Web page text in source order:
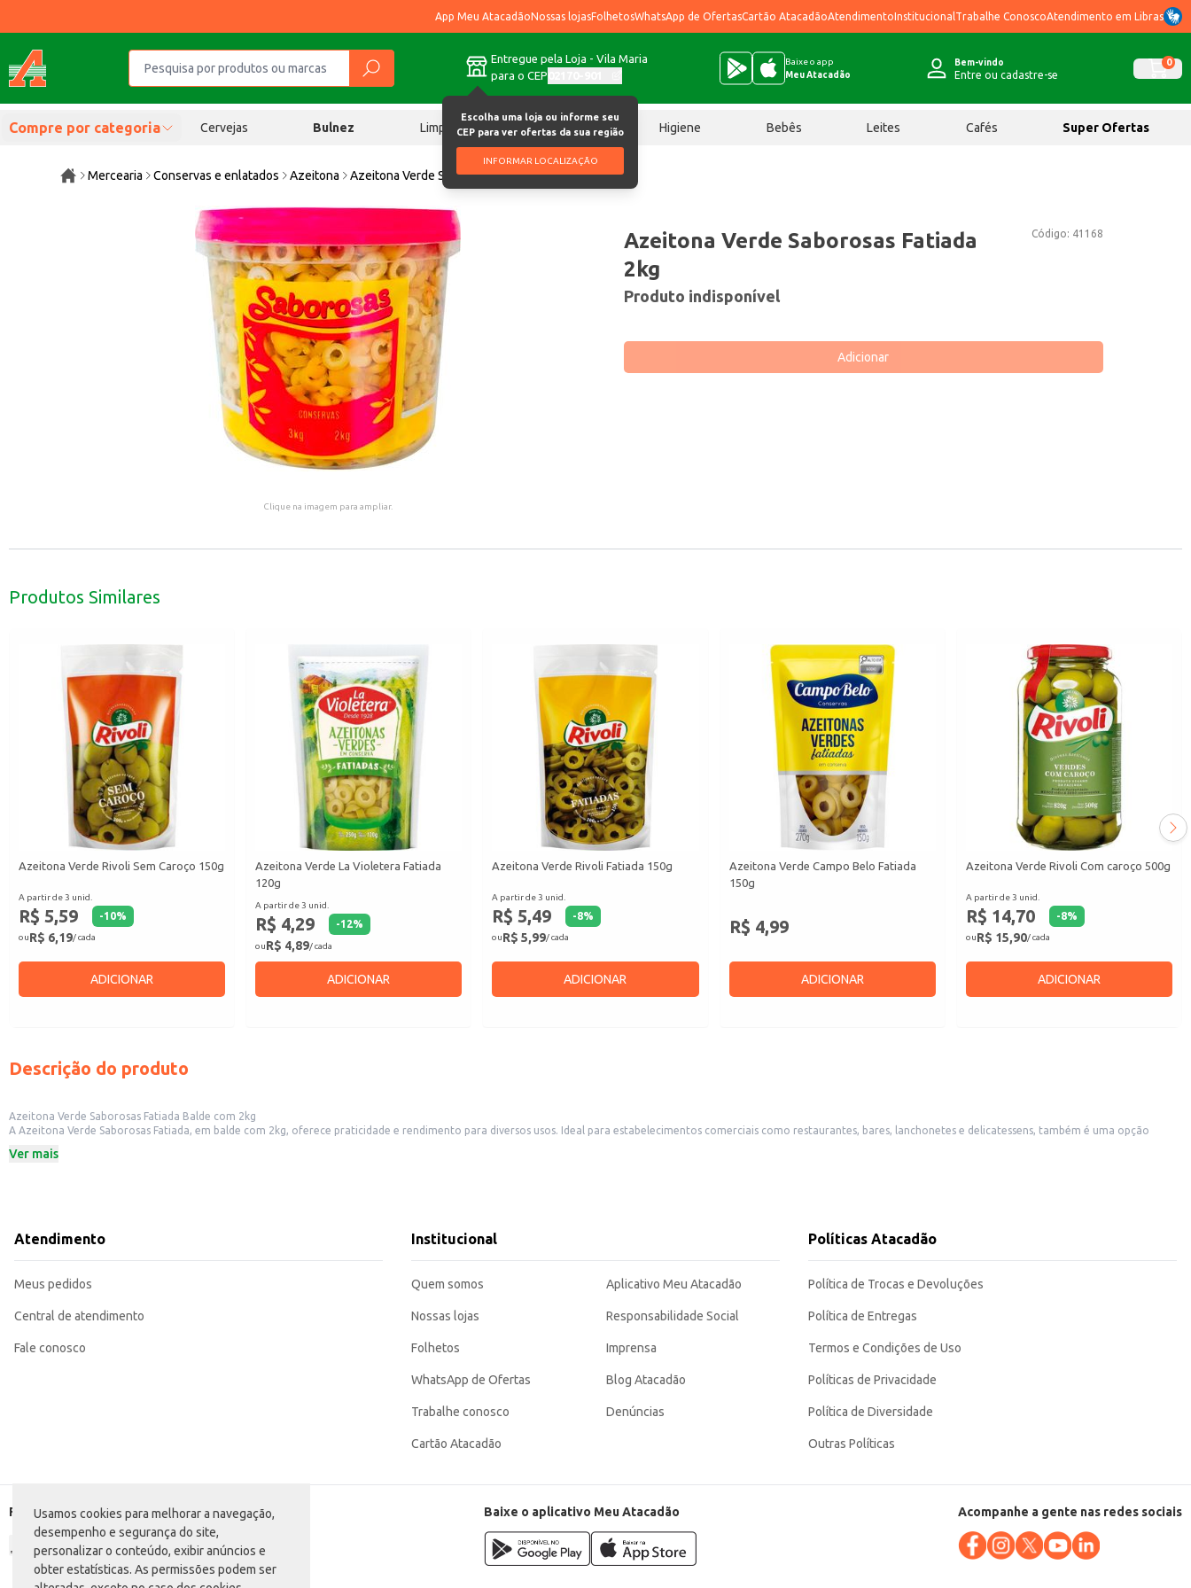
Usamos cookies para melhorar a navegação,
desempenho e segurança do site,
personalizar o conteúdo, exibir anúncios e
obter estatísticas. As permissões podem ser
App Meu AtacadãoNossas lojasFolhetosWhatsApp de OfertasCartão AtacadãoAtendimentoInstitucional Trabalhe ConoscoAtendimento em Libras
Entregue pela Loja - Vila Maria
para o CEP
Escolha uma loja ou informe seu
CEP para ver ofertas da sua região
INFORMAR LOCALIZAÇÃO
Baixe o app
Meu Atacadão
Bem-vindo
Entre ou cadastre-se
0
Compre por categoria Cervejas Bulnez Limpeza Chocolates Higiene Bebês Leites Cafés Super Ofertas
Mercearia Conservas e enlatados Azeitona Azeitona Verde Saborosas Fatiada 2kg
Clique na imagem para ampliar.
Código: 41168
Azeitona Verde Saborosas Fatiada
2kg
Produto indisponível
Adicionar
Produtos Similares
Azeitona Verde Rivoli Sem Caroço 150g
A partir de 3 unid.
R$ 5,59 -10%
ouR$ 6,19/ cada
ADICIONAR
Azeitona Verde La Violetera Fatiada
120g
A partir de 3 unid.
R$ 4,29 -12%
ouR$ 4,89/ cada
ADICIONAR
Azeitona Verde Rivoli Fatiada 150g
A partir de 3 unid.
R$ 5,49 -8%
ouR$ 5,99/ cada
ADICIONAR
Azeitona Verde Campo Belo Fatiada
150g
R$ 4,99
ADICIONAR
Azeitona Verde Rivoli Com caroço 500g
A partir de 3 unid.
R$ 14,70 -8%
ouR$ 15,90/ cada
ADICIONAR
Descrição do produto
Azeitona Verde Saborosas Fatiada Balde com 2kg
A Azeitona Verde Saborosas Fatiada, em balde com 2kg, oferece praticidade e rendimento para diversos usos. Ideal para estabelecimentos comerciais como restaurantes, bares, lanchonetes e delicatessens, também é uma opção
Dicas de uso:
A Azeitona Verde Saborosas Fatiada em balde de 2kg proporciona um bom custo-benefício, atendendo às necessidades de diversos tipos de clientes, desde estabelecimentos comerciais até consumidores finais que buscam praticidade e
sabor em suas receitas.
Marca: Saborosas
Categoria: Azeitona
EAN: 7898174852630
Ver mais
Atendimento
Meus pedidos
Central de atendimento
Fale conosco
Institucional
Quem somos
Nossas lojas
Folhetos
WhatsApp de Ofertas
Trabalhe conosco
Cartão Atacadão
Aplicativo Meu Atacadão
Responsabilidade Social
Imprensa
Blog Atacadão
Denúncias
Políticas Atacadão
Política de Trocas e Devoluções
Política de Entregas
Termos e Condições de Uso
Políticas de Privacidade
Política de Diversidade
Outras Políticas
Formas de pagamento Baixe o aplicativo Meu Atacadão Acompanhe a gente nas redes sociais